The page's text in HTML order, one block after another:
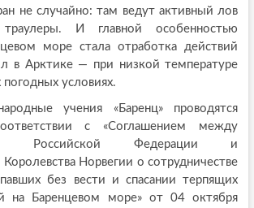
не случайно: там ведут активный лов
траулеры. И главной особенностью
море стала отработка действий
в Арктике — при низкой температуре
условиях.
учения «Баренц» проводятся
с «Соглашением между
Российской Федерации и
Норвегии о сотрудничестве
без вести и спасании терпящих
на Баренцевом море» от 04 октября